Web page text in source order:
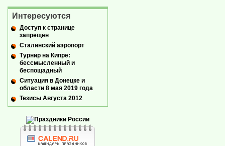
Интересуются
Доступ к странице
запрещён
Сталинский аэропорт
Турнир на Кипре:
бессмысленный и
беспощадный
Ситуация в Донецке и
области 8 мая 2019 года
Тезисы Августа 2012